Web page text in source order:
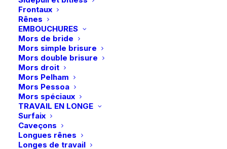
Frontaux
Rênes
EMBOUCHURES
Mors de bride
Mors simple brisure
Mors double brisure
Mors droit
Mors Pelham
Mors Pessoa
Mors spéciaux
TRAVAIL EN LONGE
Surfaix
Caveçons
Longues rênes
Longes de travail
Kentucky | Collier Velvet Leather –
Brun
34,99€Le
prix
initial
était :
34,99 €.
17,50€Le
prix
Le collier Velvet Leather a un look très chic grâce à
son aspect « velours » très élégant.
Taille chien